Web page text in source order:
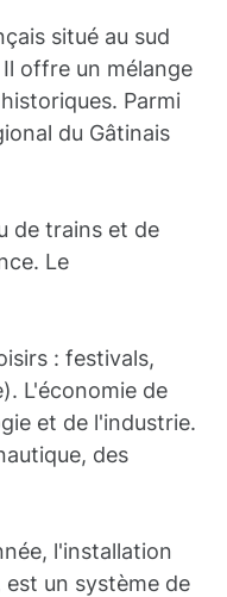
situé au sud
offre un mélange
Parmi
du Gâtinais
de trains et de
Le
: festivals,
L'économie de
et de l'industrie.
des
l'installation
un système de